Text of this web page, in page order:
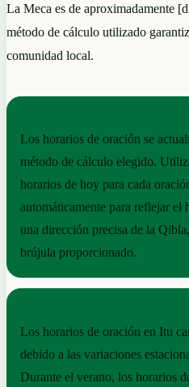
La Meca es de aproximadamente
método de cálculo utilizado
comunidad local.
Los horarios de oración se
método de cálculo elegido.
horarios de hoy para cada
automáticamente para reflejar el
una dirección precisa de la
brújula proporcionado.
Los horarios de oración en Itu
debido a las variaciones
Durante el verano, los horarios